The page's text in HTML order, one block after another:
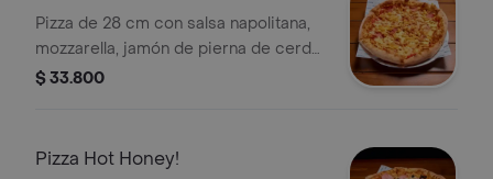
Pizza de 28 cm con salsa napolitana,
mozzarella, jamón de pierna de cerdo
y piña..
$ 33.800
Pizza Hot Honey!